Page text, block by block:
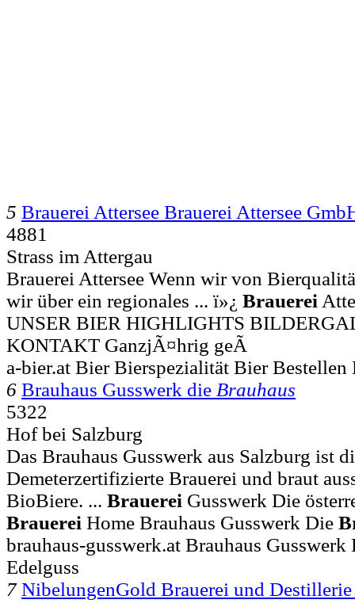
5 Brauerei Attersee Brauerei Attersee
4881
Strass im Attergau
Brauerei Attersee Wenn wir von
wir über ein regionales ... ï»¿ Brauerei
UNSER BIER HIGHLIGHTS
KONTAKT GanzjÃ¤hrig geÃ
a-bier.at Bier Bierspezialität Bier Bestellen
6 Brauhaus Gusswerk die Brauhaus
5322
Hof bei Salzburg
Das Brauhaus Gusswerk aus Salzburg ist
Demeterzertifizierte Brauerei und braut
BioBiere. ... Brauerei Gusswerk Die
Brauerei Home Brauhaus Gusswerk Die
brauhaus-gusswerk.at Brauhaus Gusswerk
Edelguss
7 NibelungenGold Brauerei und